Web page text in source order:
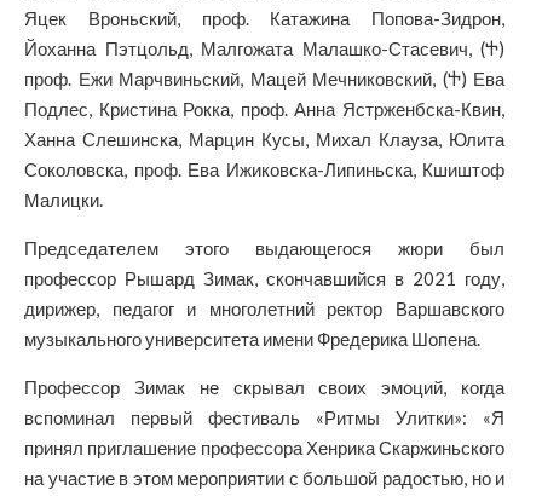
Яцек Вроньский, проф. Катажина Попова-Зидрон,
Йоханна Пэтцольд, Малгожата Малашко-Стасевич, (Ⴕ)
проф. Ежи Марчвиньский, Мацей Мечниковский, (Ⴕ) Ева
Подлес, Кристина Рокка, проф. Анна Ястрженбска-Квин,
Ханна Слешинска, Марцин Кусы, Михал Клауза, Юлита
Соколовска, проф. Ева Ижиковска-Липиньска, Кшиштоф
Малицки.
Председателем этого выдающегося жюри был
профессор Рышард Зимак, скончавшийся в 2021 году,
дирижер, педагог и многолетний ректор Варшавского
музыкального университета имени Фредерика Шопена.
Профессор Зимак не скрывал своих эмоций, когда
вспоминал первый фестиваль «Ритмы Улитки»: «Я
принял приглашение профессора Хенрика Скаржиньского
на участие в этом мероприятии с большой радостью, но и